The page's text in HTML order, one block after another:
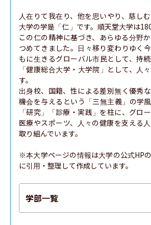
人在りて我在り、他を思いやり、慈し
大学の学是「仁」です。順天堂大学は
この仁の精神に基づき、あらゆる分野
つめてきました。日々移り変わりゆく
もに生きるグローバル市民として、持
「健康総合大学・大学院」として、人
す。
出身校、国籍、性による差別無く優秀
機会を与えるという「三無主義」の学
「研究」「診療・実践」を柱に、グロ
医療やスポーツ、人々の健康を支える
取り組んでいます。
※本大学ページの情報は大学の公式HP
に引用・整理して作成しています。
学部一覧